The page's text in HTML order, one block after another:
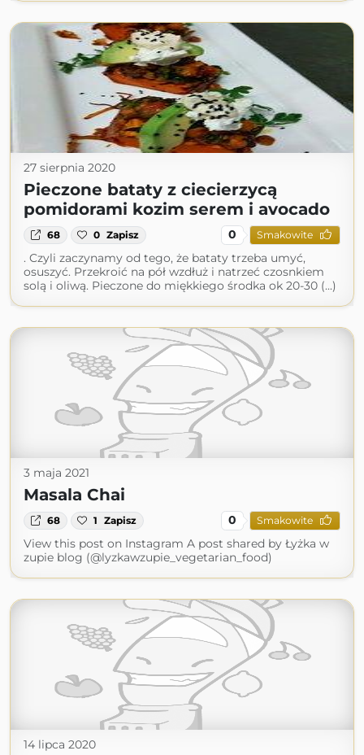
27 sierpnia 2020
Pieczone bataty z ciecierzycą
pomidorami kozim serem i avocado
68 0 Zapisz 0 Smakowite
. Czyli zaczynamy od tego, że bataty trzeba umyć,
osuszyć. Przekroić na pół wzdłuż i natrzeć czosnkiem
solą i oliwą. Pieczone do miękkiego środka ok 20-30 (...)
3 maja 2021
Masala Chai
68 1 Zapisz 0 Smakowite
View this post on Instagram A post shared by Łyżka w
zupie blog (@lyzkawzupie_vegetarian_food)
14 lipca 2020